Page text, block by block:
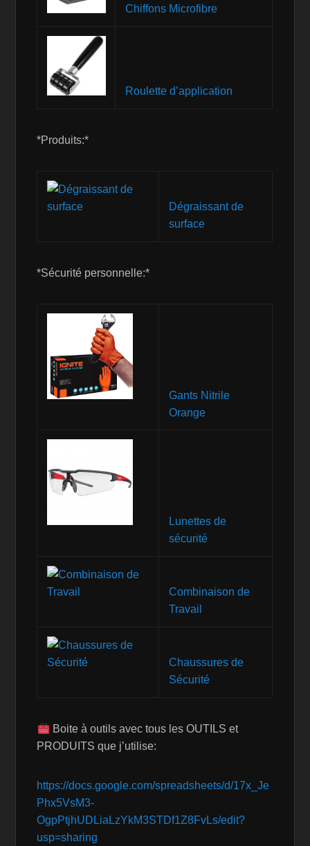
Chiffons Microfibre
Roulette d’application
*Produits:*
Dégraissant de
surface
*Sécurité personnelle:*
Gants Nitrile
Orange
Lunettes de
sécurité
Combinaison de
Travail
Chaussures de
Sécurité
Boite à outils avec tous les OUTILS et
PRODUITS que j’utilise:
https://docs.google.com/spreadsheets/d/17x_Je
Phx5VsM3-
OgpPtjhUDLiaLzYkM3STDf1Z8FvLs/edit?
usp=sharing